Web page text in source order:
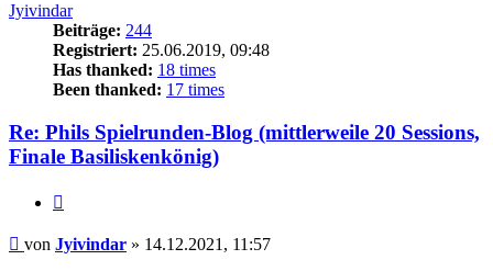
Jyivindar
Beiträge: 244
Registriert: 25.06.2019, 09:48
Has thanked: 18 times
Been thanked: 17 times
Re: Phils Spielrunden-Blog (mittlerweile 20 Sessions,
Finale Basiliskenkönig)
Beitrag
von Jyivindar » 14.12.2021, 11:57